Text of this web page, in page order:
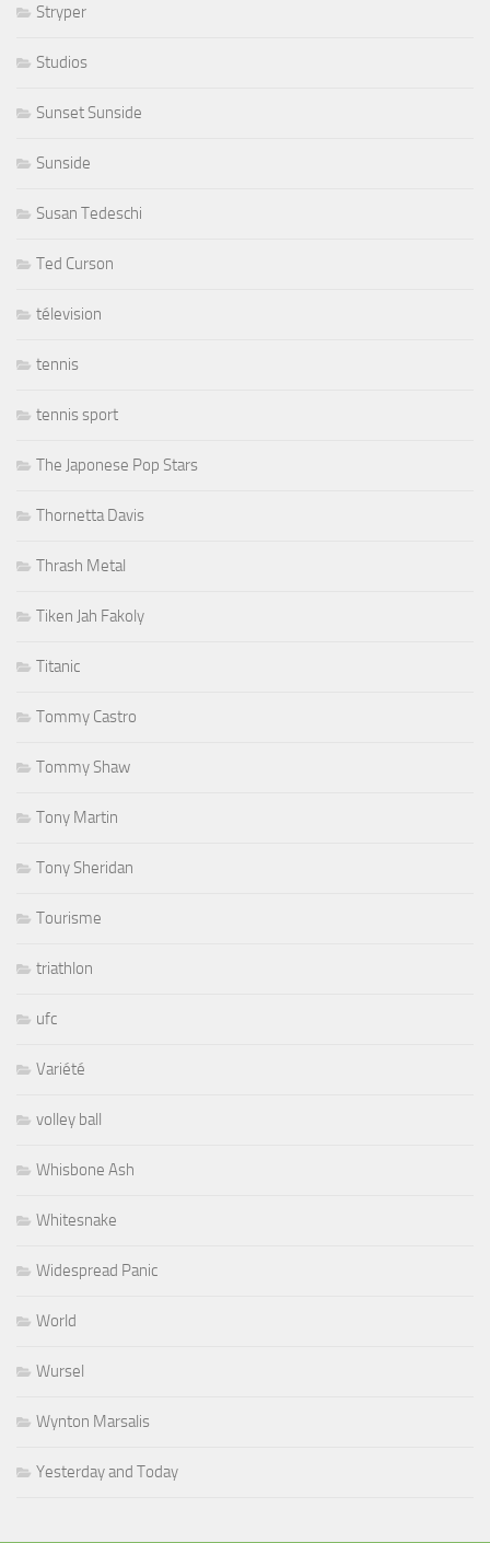
Stryper
Studios
Sunset Sunside
Sunside
Susan Tedeschi
Ted Curson
télevision
tennis
tennis sport
The Japonese Pop Stars
Thornetta Davis
Thrash Metal
Tiken Jah Fakoly
Titanic
Tommy Castro
Tommy Shaw
Tony Martin
Tony Sheridan
Tourisme
triathlon
ufc
Variété
volley ball
Whisbone Ash
Whitesnake
Widespread Panic
World
Wursel
Wynton Marsalis
Yesterday and Today